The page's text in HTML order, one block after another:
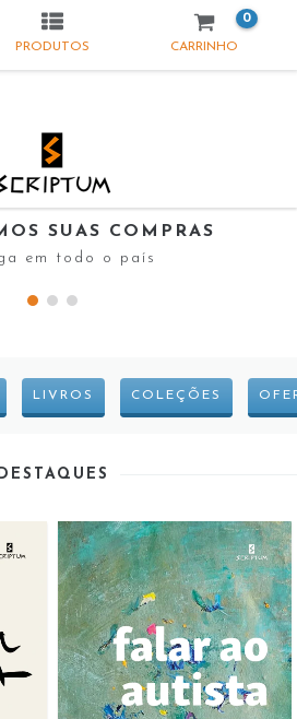
PRODUTOS CARRINHO
0
SUAS COMPRAS
em todo o país
LIVROS COLEÇÕES